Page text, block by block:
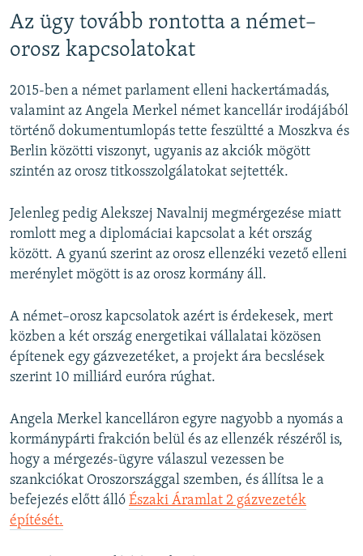
Az ügy tovább rontotta a német–
orosz kapcsolatokat
2015-ben a német parlament elleni hackertámadás,
valamint az Angela Merkel német kancellár irodájából
történő dokumentumlopás tette feszültté a Moszkva és
Berlin közötti viszonyt, ugyanis az akciók mögött
szintén az orosz titkosszolgálatokat sejtették.
Jelenleg pedig Alekszej Navalnij megmérgezése miatt
romlott meg a diplomáciai kapcsolat a két ország
között. A gyanú szerint az orosz ellenzéki vezető elleni
merénylet mögött is az orosz kormány áll.
A német–orosz kapcsolatok azért is érdekesek, mert
közben a két ország energetikai vállalatai közösen
építenek egy gázvezetéket, a projekt ára becslések
szerint 10 milliárd euróra rúghat.
Angela Merkel kancelláron egyre nagyobb a nyomás a
kormánypárti frakción belül és az ellenzék részéről is,
hogy a mérgezés-ügyre válaszul vezessen be
szankciókat Oroszországgal szemben, és állítsa le a
befejezés előtt álló Északi Áramlat 2 gázvezeték
építését.